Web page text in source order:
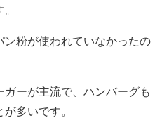
粉が使われていなかったの
ーが主流で、ハンバーグも
多いです。